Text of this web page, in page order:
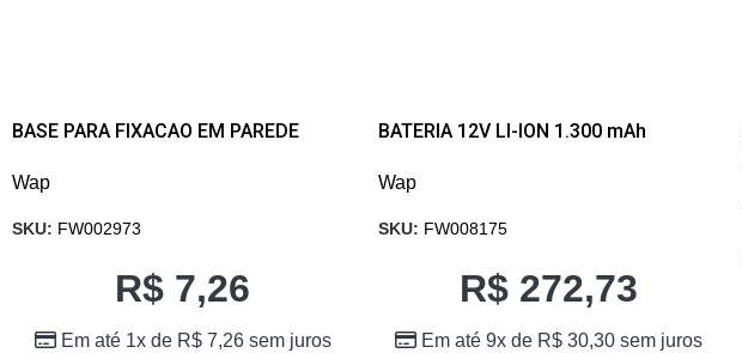
BASE PARA FIXACAO EM PAREDE
Wap
SKU: FW002973
R$ 7,26
Em até 1x de R$7,26sem juros
BATERIA 12V LI-ION 1.300 mAh
Wap
SKU: FW008175
R$272,73
Em até 9x de R$30,30sem juros